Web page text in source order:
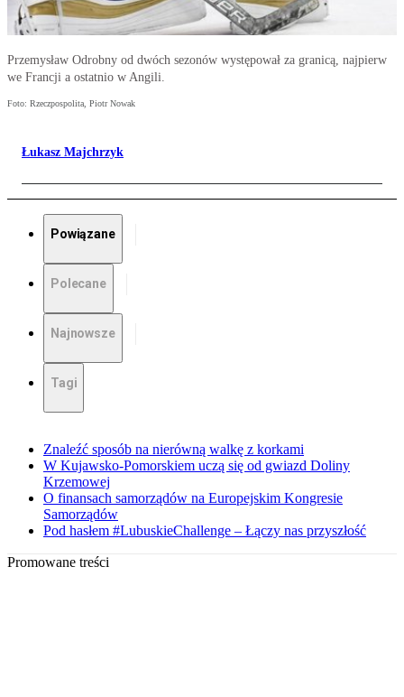
Przemysław Odrobny od dwóch sezonów występował za granicą, najpierw
we Francji a ostatnio w Angili.
Foto: Rzeczpospolita, Piotr Nowak
Łukasz Majchrzyk
Powiązane
Polecane
Najnowsze
Tagi
Znaleźć sposób na nierówną walkę z korkami
W Kujawsko-Pomorskiem uczą się od gwiazd Doliny
Krzemowej
O finansach samorządów na Europejskim Kongresie
Samorządów
Pod hasłem #LubuskieChallenge – Łączy nas przyszłość
Promowane treści